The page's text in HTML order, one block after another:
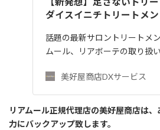
ダイスイニチトリートメン
話題の最新サロントリートメ
ムール、リアボーテの取り扱
美好屋商店DXサービス
リアムール正規代理店の美好屋商店は
力にバックアップ致します。